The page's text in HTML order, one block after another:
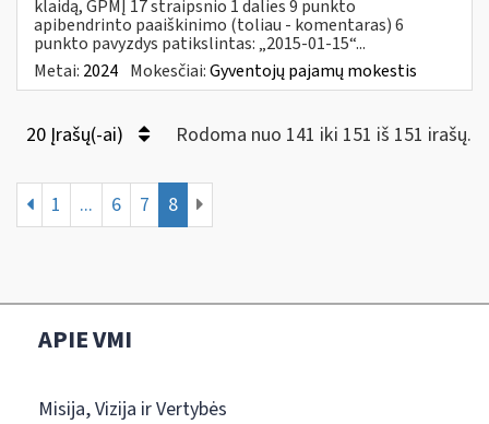
klaidą, GPMĮ 17 straipsnio 1 dalies 9 punkto
apibendrinto paaiškinimo (toliau - komentaras) 6
punkto pavyzdys patikslintas: „2015-01-15“...
Metai: 2024 Mokesčiai:Gyventojų pajamų mokestis
20 Įrašų(-ai) Rodoma nuo 141 iki 151 iš 151 irašų.
1 ... 6 7 8
APIE VMI
Misija, Vizija ir Vertybės